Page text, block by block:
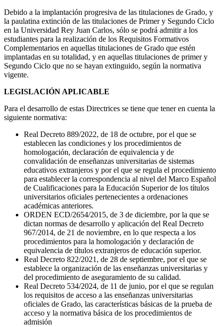
Debido a la implantación progresiva de las titulaciones de Grado, y
la paulatina extinción de las titulaciones de Primer y Segundo Ciclo
en la Universidad Rey Juan Carlos, sólo se podrá admitir a los
estudiantes para la realización de los Requisitos Formativos
Complementarios en aquellas titulaciones de Grado que estén
implantadas en su totalidad, y en aquellas titulaciones de primer y
Segundo Ciclo que no se hayan extinguido, según la normativa
vigente.
LEGISLACIÓN APLICABLE
Para el desarrollo de estas Directrices se tiene que tener en cuenta la
siguiente normativa:
Real Decreto 889/2022, de 18 de octubre, por el que se
establecen las condiciones y los procedimientos de
homologación, declaración de equivalencia y de
convalidación de enseñanzas universitarias de sistemas
educativos extranjeros y por el que se regula el procedimiento
para establecer la correspondencia al nivel del Marco Español
de Cualificaciones para la Educación Superior de los títulos
universitarios oficiales pertenecientes a ordenaciones
académicas anteriores.
ORDEN ECD/2654/2015, de 3 de diciembre, por la que se
dictan normas de desarrollo y aplicación del Real Decreto
967/2014, de 21 de noviembre, en lo que respecta a los
procedimientos para la homologación y declaración de
equivalencia de títulos extranjeros de educación superior.
Real Decreto 822/2021, de 28 de septiembre, por el que se
establece la organización de las enseñanzas universitarias y
del procedimiento de aseguramiento de su calidad.
Real Decreto 534/2024, de 11 de junio, por el que se regulan
los requisitos de acceso a las enseñanzas universitarias
oficiales de Grado, las características básicas de la prueba de
acceso y la normativa básica de los procedimientos de
admisión